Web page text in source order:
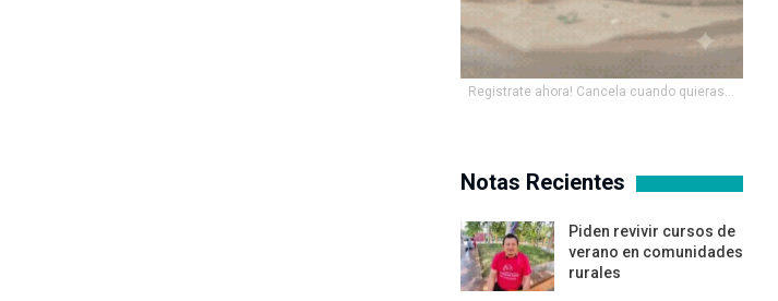
Registrate ahora! Cancela cuando quieras...
Notas Recientes
Piden revivir cursos de
verano en comunidades
rurales